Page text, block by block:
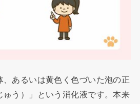
あるいは黄色く色づいた泡の正
ゅう）」という消化液です。本来